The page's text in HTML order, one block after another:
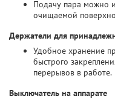
Подачу пара можно
очищаемой
Держатели для
Удобное хранение
быстрого
перерывов в работе.
Выключатель на аппарате